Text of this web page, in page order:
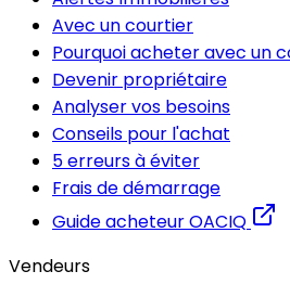
Avec un courtier
Pourquoi acheter avec un
Devenir propriétaire
Analyser vos besoins
Conseils pour l'achat
5 erreurs à éviter
Frais de démarrage
Guide acheteur OACIQ
Vendeurs